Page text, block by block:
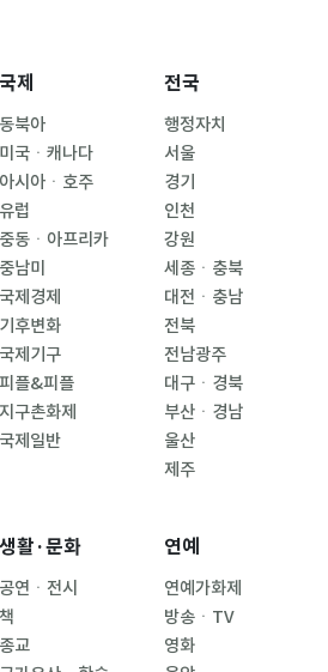
국제
동북아
미국ㆍ캐나다
아시아ㆍ호주
유럽
중동ㆍ아프리카
중남미
국제경제
기후변화
국제기구
피플&피플
지구촌화제
국제일반
전국
행정자치
서울
경기
인천
강원
세종ㆍ충북
대전ㆍ충남
전북
전남광주
대구ㆍ경북
부산ㆍ경남
울산
제주
생활·문화
공연ㆍ전시
책
종교
연예
연예가화제
방송ㆍTV
영화